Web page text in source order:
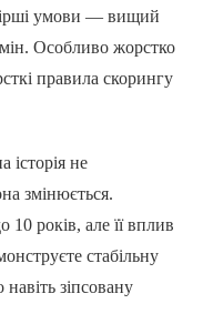
умови — вищий
Особливо жорстко
правила скорингу
не
змінюється.
10 років, але її вплив
стабільну
зіпсовану